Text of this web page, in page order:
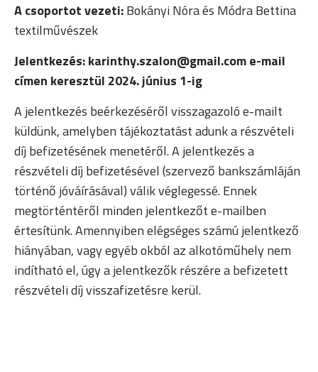
A csoportot vezeti:Bokányi Nóra és Módra Bettina
textilművészek
Jelentkezés: karinthy.szalon@gmail.com e-mail
címen keresztül 2024. június 1-ig
A jelentkezés beérkezéséről visszagazoló e-mailt
küldünk, amelyben tájékoztatást adunk a részvételi
díj befizetésének menetéről. A jelentkezés a
részvételi díj befizetésével (szervező bankszámláján
történő jóváírásával) válik véglegessé. Ennek
megtörténtéről minden jelentkezőt e-mailben
értesítünk. Amennyiben elégséges számú jelentkező
hiányában, vagy egyéb okból az alkotóműhely nem
indítható el, úgy a jelentkezők részére a befizetett
részvételi díj visszafizetésre kerül.